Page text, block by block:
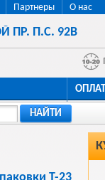
Партнеры
О нас
ПР. П.С. 92В
НАЙТИ